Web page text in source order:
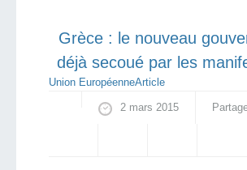
Grèce : le nouveau
déjà secoué par les
Union EuropéenneArticle
2 mars 2015